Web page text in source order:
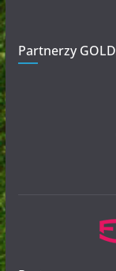
Partnerzy GOLD